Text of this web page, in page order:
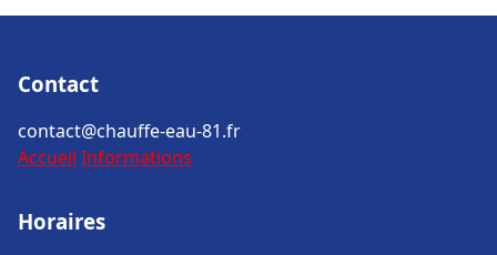
Contact
contact@chauffe-eau-81.fr
Accueil Informations
Horaires